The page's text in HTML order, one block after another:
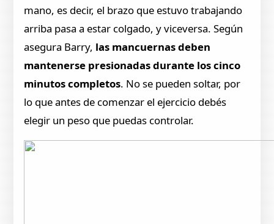
mano, es decir, el brazo que estuvo trabajando
arriba pasa a estar colgado, y viceversa. Según
asegura Barry, las mancuernas deben
mantenerse presionadas durante los cinco
minutos completos. No se pueden soltar, por
lo que antes de comenzar el ejercicio debés
elegir un peso que puedas controlar.